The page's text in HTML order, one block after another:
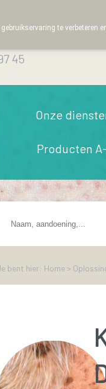
45
Onze
Producten
bent hier: Home >
te